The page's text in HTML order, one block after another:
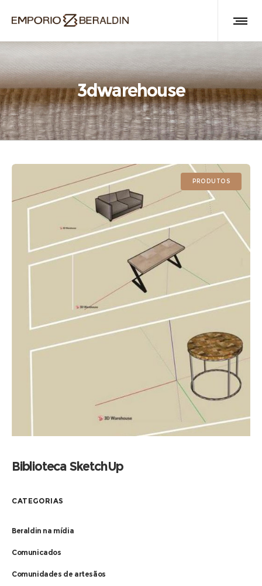
3dwarehouse
PRODUTOS
Biblioteca SketchUp
CATEGORIAS
Beraldin na mídia
Comunicados
Comunidades de artesãos